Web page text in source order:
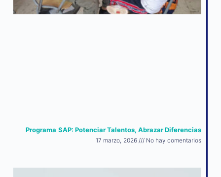
Programa SAP: Potenciar Talentos, Abrazar Diferencias
17 marzo, 2026 No hay comentarios